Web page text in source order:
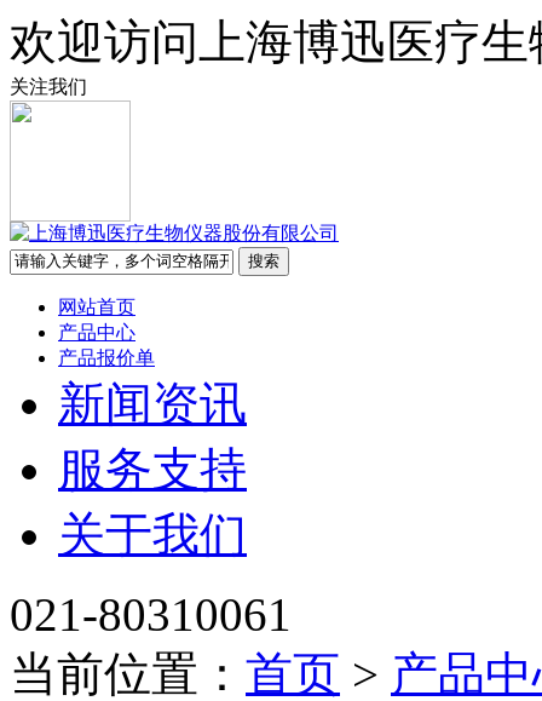
欢迎访问上海博迅医疗
关注我们
网站首页
产品中心
产品报价单
新闻资讯
服务支持
关于我们
021-80310061
当前位置： 首页 > 产品